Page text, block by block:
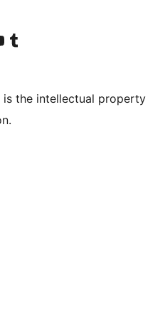
ہمارے ٹک
YouTube channel
ہمارے ٹمبلر اکاؤنٹ پر جائیں
is the intellectual property